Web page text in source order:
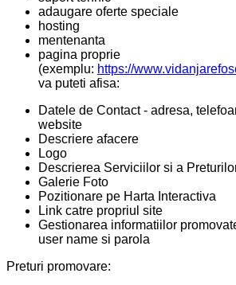
adaugare oferte speciale
hosting
mentenanta
pagina proprie
(exemplu: https://
va puteti afisa:
Datele de Contact - adresa,
website
Descriere afacere
Logo
Descrierea Serviciilor si a
Galerie Foto
Pozitionare pe Harta Interactiva
Link catre propriul site
Gestionarea informatiilor
user name si parola
Preturi promovare: